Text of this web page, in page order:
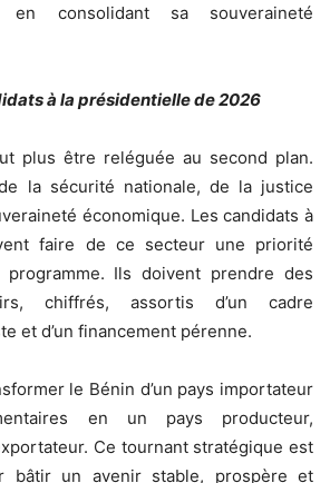
en consolidant sa souveraineté
à la présidentielle de 2026
plus être reléguée au second plan.
la sécurité nationale, de la justice
économique. Les candidats à
faire de ce secteur une priorité
Ils doivent prendre des
chiffrés, assortis d’un cadre
et d’un financement pérenne.
le Bénin d’un pays importateur
en un pays producteur,
Ce tournant stratégique est
bâtir un avenir stable, prospère et